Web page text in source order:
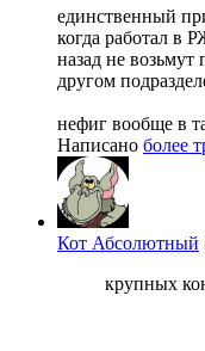
единственный
когда работал в
назад не возьмут
другом
нефиг вообще в
Написано более
Кот Абсолютный
крупных